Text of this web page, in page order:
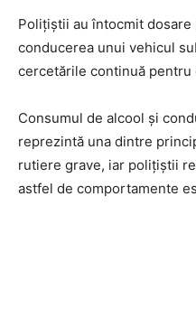
Polițiștii au întocmit
conducerea unui vehicul
cercetările continuă
Consumul de alcool și
reprezintă una dintre
rutiere grave, iar polițiștii
astfel de comportamente